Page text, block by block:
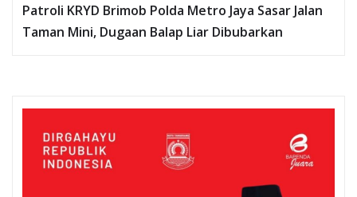
Patroli KRYD Brimob Polda Metro Jaya Sasar Jalan
Taman Mini, Dugaan Balap Liar Dibubarkan